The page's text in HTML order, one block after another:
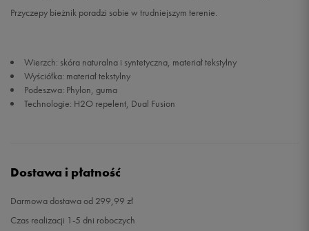
Przyczepy bieżnik poradzi sobie w trudniejszym terenie.
Wierzch: skóra naturalna i syntetyczna, materiał tekstylny
Wyściółka: materiał tekstylny
Podeszwa: Phylon, guma
Technologie: H2O repelent, Dual Fusion
Dostawa i płatność
Darmowa dostawa od 299,99 zł
Czas realizacji 1-5 dni roboczych